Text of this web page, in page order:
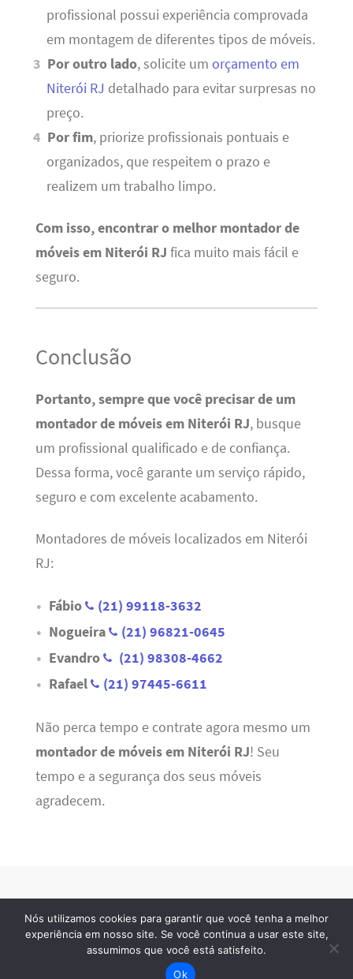
profissional possui experiência comprovada
em montagem de diferentes tipos de móveis.
Por outro lado, solicite umorçamento em
Niterói RJ detalhado para evitar surpresas no
preço.
Por fim, priorize profissionais pontuais e
organizados, que respeitem o prazo e
realizem um trabalho limpo.
Com isso, encontrar o melhor montador de
móveis em Niterói RJ fica muito mais fácil e
seguro.
Conclusão
Portanto, sempre que você precisar de um
montador de móveis em Niterói RJ, busque
um profissional qualificado e de confiança.
Dessa forma, você garante um serviço rápido,
seguro e com excelente acabamento.
Montadores de móveis localizados em Niterói
RJ:
Fábio
(21) 99118-3632
Nogueira
(21) 96821-0645
Evandro
(21) 98308-4662
Rafael
(21) 97445-6611
Não perca tempo e contrate agora mesmo um
montador de móveis em Niterói RJ! Seu
tempo e a segurança dos seus móveis
agradecem.
· 2026 © Todos os direitos reservados
Nós utilizamos cookies para garantir que você tenha a melhor
experiência em nosso site. Se você continua a usar este site,
assumimos que você está satisfeito.
Ok